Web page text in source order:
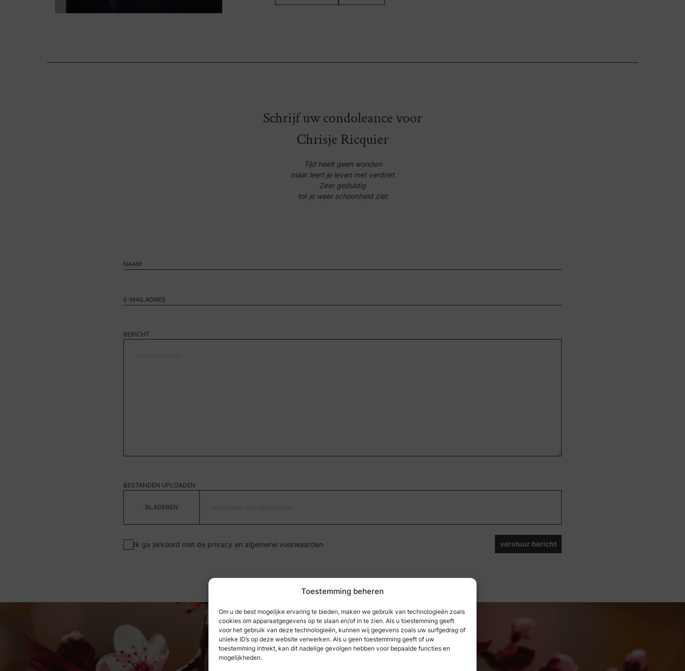
Toestemming beheren
Om u de best mogelijke ervaring te bieden, maken we gebruik van technologieën zoals
cookies om apparaatgegevens op te slaan en/of in te zien. Als u toestemming geeft
voor het gebruik van deze technologieën, kunnen wij gegevens zoals uw surfgedrag of
unieke ID’s op deze website verwerken. Als u geen toestemming geeft of uw
toestemming intrekt, kan dit nadelige gevolgen hebben voor bepaalde functies en
mogelijkheden.
Schrijf uw condoleance voor
Chrisje Ricquier
Tijd heelt geen wonden
maar leert je leven met verdriet
Zeer geduldig
tot je weer schoonheid ziet
BERICHT
BESTANDEN UPLOADEN
Ik ga akkoord met de privacy en algemene voorwaarden verstuur bericht